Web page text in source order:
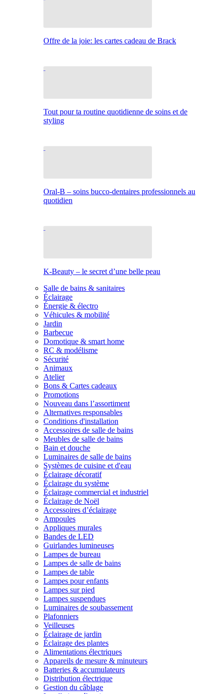
Offre de la joie: les cartes cadeau de Brack
Tout pour ta routine quotidienne de soins et de
styling
Oral-B – soins bucco-dentaires professionnels au
quotidien
K-Beauty – le secret d’une belle peau
Salle de bains & sanitaires
Éclairage
Énergie & électro
Véhicules & mobilité
Jardin
Barbecue
Domotique & smart home
RC & modélisme
Sécurité
Animaux
Atelier
Bons & Cartes cadeaux
Promotions
Nouveau dans l’assortiment
Alternatives responsables
Conditions d'installation
Accessoires de salle de bains
Meubles de salle de bains
Bain et douche
Luminaires de salle de bains
Systèmes de cuisine et d'eau
Éclairage décoratif
Éclairage du système
Éclairage commercial et industriel
Éclairage de Noël
Accessoires d’éclairage
Ampoules
Appliques murales
Bandes de LED
Guirlandes lumineuses
Lampes de bureau
Lampes de salle de bains
Lampes de table
Lampes pour enfants
Lampes sur pied
Lampes suspendues
Luminaires de soubassement
Plafonniers
Veilleuses
Éclairage de jardin
Éclairage des plantes
Alimentations électriques
Appareils de mesure & minuteurs
Batteries & accumulateurs
Distribution électrique
Gestion du câblage